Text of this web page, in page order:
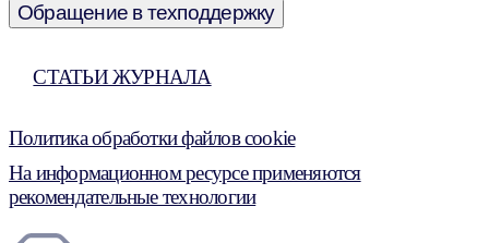
Обращение в техподдержку
СТАТЬИ ЖУРНАЛА
Политика обработки файлов cookie
На информационном ресурсе применяются
рекомендательные технологии